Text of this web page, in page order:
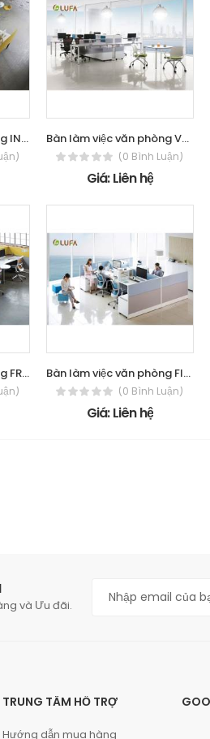
Bàn làm việc văn phòng INSPIRE Series Bàn làm việc văn phòng V6 Series
(0 Bình Luận)
Giá: Liên hệ
Bàn làm việc văn phòng FRECO Series Bàn làm việc văn phòng FIT Series
(0 Bình Luận)
Giá: Liên hệ
và Ưu đãi.
TRUNG TÂM HỖ TRỢ
Hướng dẫn mua hàng